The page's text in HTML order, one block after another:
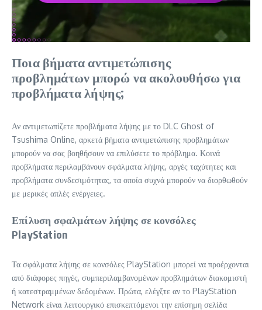
Ποια βήματα αντιμετώπισης
προβλημάτων μπορώ να ακολουθήσω για
προβλήματα λήψης;
Αν αντιμετωπίζετε προβλήματα λήψης με το DLC Ghost of
Tsushima Online, αρκετά βήματα αντιμετώπισης προβλημάτων
μπορούν να σας βοηθήσουν να επιλύσετε το πρόβλημα. Κοινά
προβλήματα περιλαμβάνουν σφάλματα λήψης, αργές ταχύτητες και
προβλήματα συνδεσιμότητας, τα οποία συχνά μπορούν να διορθωθούν
με μερικές απλές ενέργειες.
Επίλυση σφαλμάτων λήψης σε κονσόλες
PlayStation
Τα σφάλματα λήψης σε κονσόλες PlayStation μπορεί να προέρχονται
από διάφορες πηγές, συμπεριλαμβανομένων προβλημάτων διακομιστή
ή κατεστραμμένων δεδομένων. Πρώτα, ελέγξτε αν το PlayStation
Network είναι λειτουργικό επισκεπτόμενοι την επίσημη σελίδα